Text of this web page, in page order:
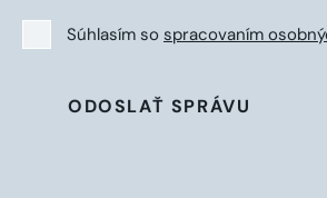
Súhlasím so spracovaním
ODOSLAŤ SPRÁVU